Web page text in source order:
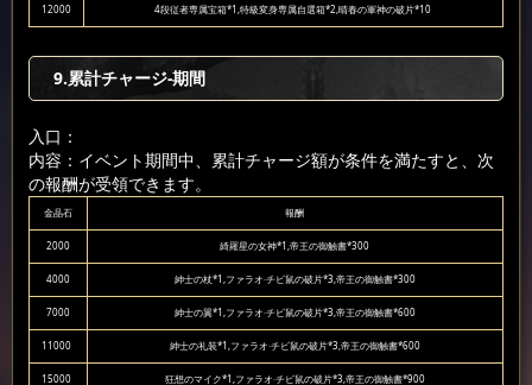
12000 4段従者専属宝箱*1,特級変身専属自選箱*2,晴春の軍神の破片*10
9.累計チャージ-期間
入口：
内容：イベント期間中、累計チャージ額が条件を満たすと、次
の報酬が受領できます。
金晶石 報酬
2000 綺羅星の女神*1,帝王の御触書*300
4000 紳士の杖*1,ファラオ·チビ鼠の破片*3,帝王の御触書*300
7000 紳士の翼*1,ファラオ·チビ鼠の破片*3,帝王の御触書*600
11000 紳士の礼装*1,ファラオ·チビ鼠の破片*3,帝王の御触書*600
15000 狂想のマイク*1,ファラオ·チビ鼠の破片*3,帝王の御触書*900